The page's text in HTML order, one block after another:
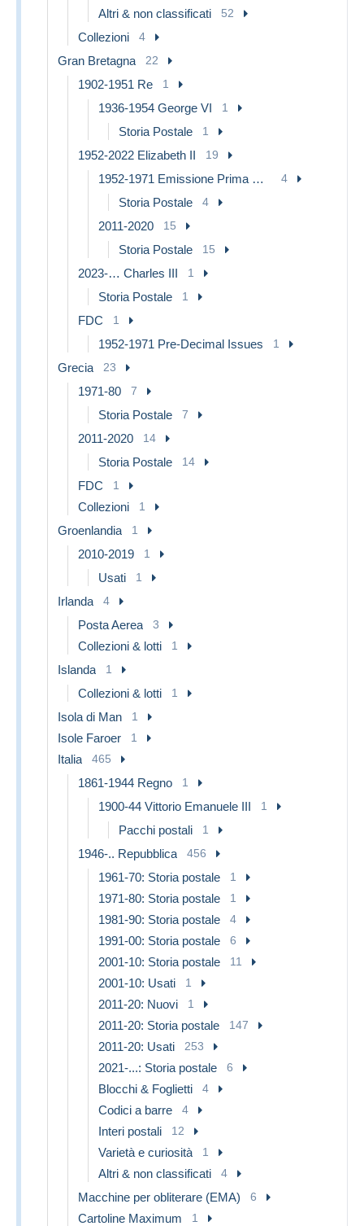
Altri & non classificati 52
Collezioni 4
Gran Bretagna 22
1902-1951 Re 1
1936-1954 George VI 1
Storia Postale 1
1952-2022 Elizabeth II 19
1952-1971 Emissione Prima Decimali 4
Storia Postale 4
2011-2020 15
Storia Postale 15
2023-… Charles III 1
Storia Postale 1
FDC 1
1952-1971 Pre-Decimal Issues 1
Grecia 23
1971-80 7
Storia Postale 7
2011-2020 14
Storia Postale 14
FDC 1
Collezioni 1
Groenlandia 1
2010-2019 1
Usati 1
Irlanda 4
Posta Aerea 3
Collezioni & lotti 1
Islanda 1
Collezioni & lotti 1
Isola di Man 1
Isole Faroer 1
Italia 465
1861-1944 Regno 1
1900-44 Vittorio Emanuele III 1
Pacchi postali 1
1946-.. Repubblica 456
1961-70: Storia postale 1
1971-80: Storia postale 1
1981-90: Storia postale 4
1991-00: Storia postale 6
2001-10: Storia postale 11
2001-10: Usati 1
2011-20: Nuovi 1
2011-20: Storia postale 147
2011-20: Usati 253
2021-...: Storia postale 6
Blocchi & Foglietti 4
Codici a barre 4
Interi postali 12
Varietà e curiosità 1
Altri & non classificati 4
Macchine per obliterare (EMA) 6
Cartoline Maximum 1